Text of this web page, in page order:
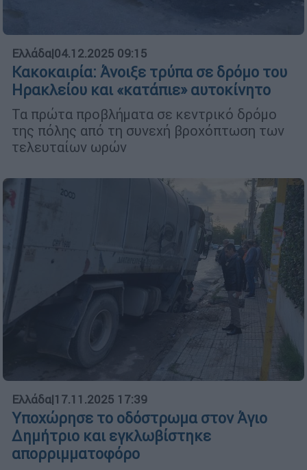
Ελλάδα|04.12.2025 09:15
Κακοκαιρία: Άνοιξε τρύπα σε δρόμο του
Ηρακλείου και «κατάπιε» αυτοκίνητο
Τα πρώτα προβλήματα σε κεντρικό δρόμο
της πόλης από τη συνεχή βροχόπτωση των
τελευταίων ωρών
Ελλάδα|17.11.2025 17:39
Υποχώρησε το οδόστρωμα στον Άγιο
Δημήτριο και εγκλωβίστηκε
απορριμματοφόρο